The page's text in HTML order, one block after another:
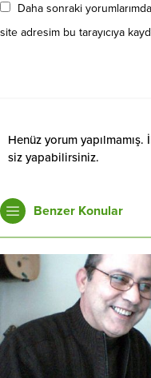
Daha sonraki
site adresim bu tarayıcıya
Henüz yorum yapılmamış.
siz yapabilirsiniz.
Benzer Konular